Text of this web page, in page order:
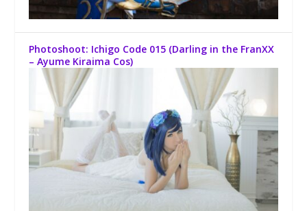
Photoshoot: Ichigo Code 015 (Darling in the FranXX
– Ayume Kiraima Cos)